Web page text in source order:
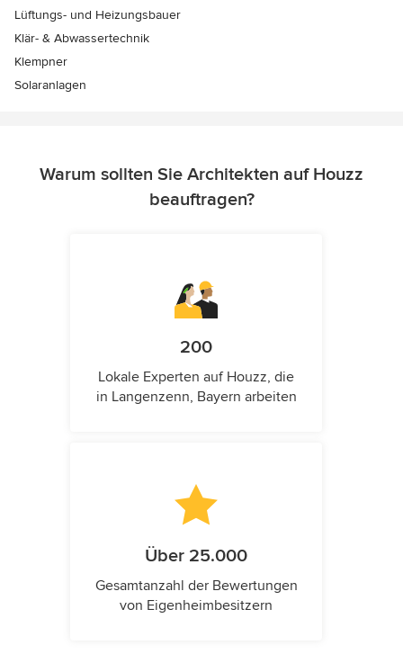
Lüftungs- und Heizungsbauer
Klär- & Abwassertechnik
Klempner
Solaranlagen
Warum sollten Sie Architekten auf Houzz
beauftragen?
200
Lokale Experten auf Houzz, die
in Langenzenn, Bayern arbeiten
Über 25.000
Gesamtanzahl der Bewertungen
von Eigenheimbesitzern